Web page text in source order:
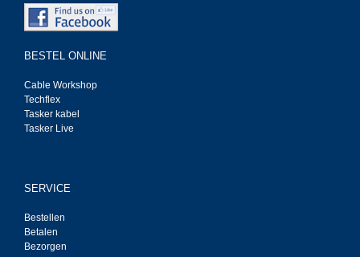
BESTEL ONLINE
Cable Workshop
Techflex
Tasker kabel
Tasker Live
SERVICE
Bestellen
Betalen
Bezorgen